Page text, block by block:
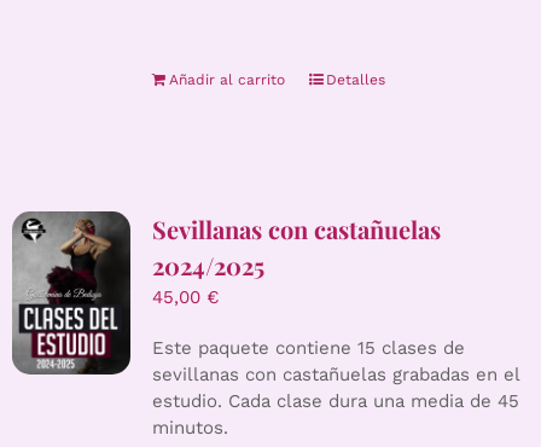
Añadir al carrito Detalles
Sevillanas con castañuelas
2024/2025
45,00 €
Este paquete contiene 15 clases de
sevillanas con castañuelas grabadas en el
estudio. Cada clase dura una media de 45
minutos.